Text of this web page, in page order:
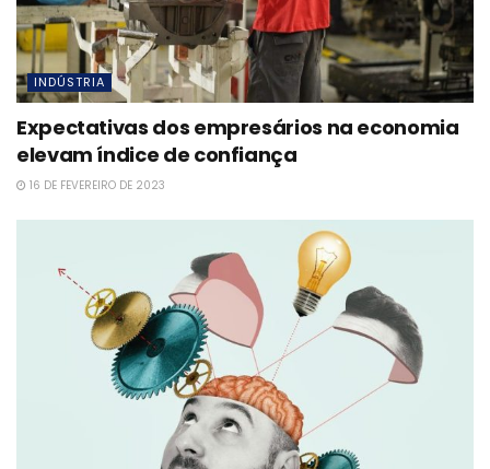
INDÚSTRIA
Expectativas dos empresários na economia
elevam índice de confiança
16 DE FEVEREIRO DE 2023